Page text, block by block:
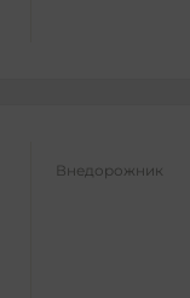
Внедорожник